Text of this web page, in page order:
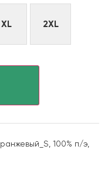
XL 2XL
100% п/э,